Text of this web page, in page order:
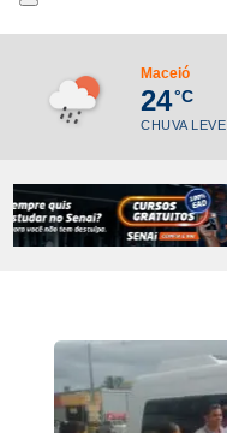
Maceió
24°C
CHUVA LEVE